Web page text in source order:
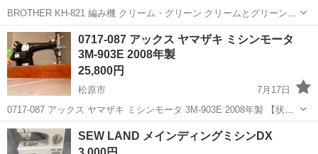
BROTHER KH-821 編み機 クリーム・グリーン クリームとグリーンの
デザインのBROTHER KH-821編み機、操作が簡単なダイヤル付き。 -
ブランド: BROTHER - モデル: KH-821 - 色...
大阪 八尾市 生活家電 編み機
0717-087 アックス ヤマザキ ミシンモータ
3M-903E 2008年製
25,800円
松原市
7月17日
0717-087 アックス ヤマザキ ミシンモータ 3M-903E 2008年製 【状
態】 ・使用に伴う多少のスレ、キズ、落としきれない汚れなどござい
ます ・詳細は現地でご確認ください ・お値引きは出来かねま...
大阪 松原市
SEW LAND メインディングミシンDX